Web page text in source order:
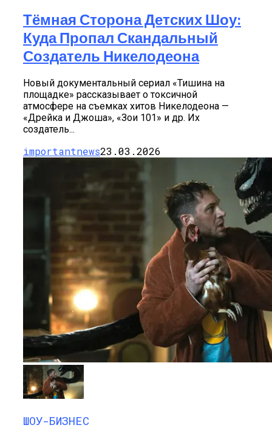
Тёмная Сторона Детских Шоу:
Куда Пропал Скандальный
Создатель Никелодеона
Новый документальный сериал «Тишина на
площадке» рассказывает о токсичной
атмосфере на съемках хитов Никелодеона —
«Дрейка и Джоша», «Зои 101» и др. Их
создатель...
importantnews23.03.2026
ШОУ-БИЗНЕС